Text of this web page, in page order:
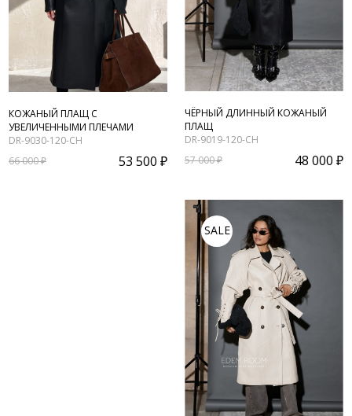
КОЖАНЫЙ ПЛАЩ С
УВЕЛИЧЕННЫМИ ПЛЕЧАМИ
DR-9030-120-CH
66 000 ₽
53 500 ₽
ЧЁРНЫЙ ДЛИННЫЙ КОЖАНЫЙ
ПЛАЩ
DR-9019-120-CH
57 000 ₽
48 000 ₽
SALE